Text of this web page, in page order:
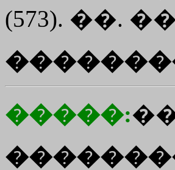
(573). ��.
�����: